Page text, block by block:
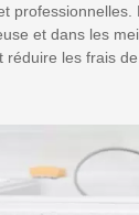
et dans les
les frais